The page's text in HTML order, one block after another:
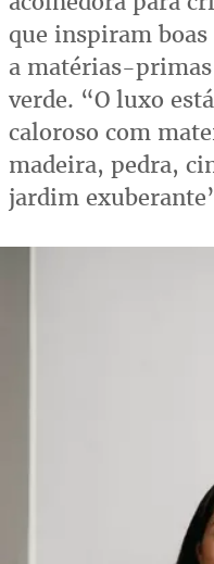
que inspiram boas
a matérias-
verde. “O luxo
caloroso com
madeira, pedra,
jardim